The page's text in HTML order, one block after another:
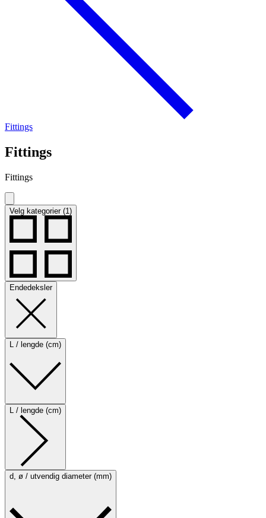
Fittings
Fittings
Fittings
Velg kategorier (1)
Endedeksler
L / lengde (cm)
L / lengde (cm)
d, ø / utvendig diameter (mm)